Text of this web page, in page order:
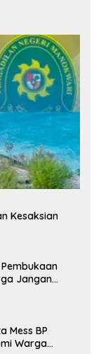
Kesaksian
Jangan
Mess BP
Warga